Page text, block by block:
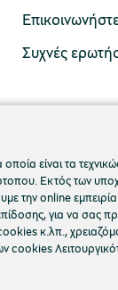
Συχνές
ΟΜΙΛΟΥ
ΜΑΣ
είναι τα
Εκτός των
την online
για να σας
κ.λπ.,
cookies